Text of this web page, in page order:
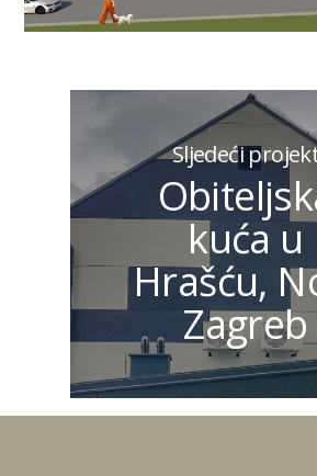
Sljedeći
kuća u
Hrašću,
Zagreb